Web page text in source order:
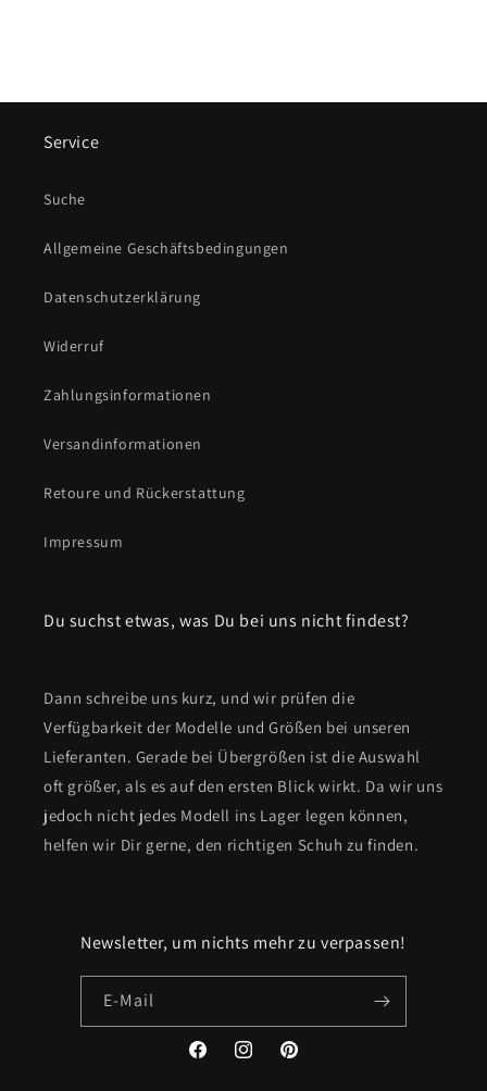
Service
Suche
Allgemeine Geschäftsbedingungen
Datenschutzerklärung
Widerruf
Zahlungsinformationen
Versandinformationen
Retoure und Rückerstattung
Impressum
Du suchst etwas, was Du bei uns nicht findest?
Dann schreibe uns kurz, und wir prüfen die
Verfügbarkeit der Modelle und Größen bei unseren
Lieferanten. Gerade bei Übergrößen ist die Auswahl
oft größer, als es auf den ersten Blick wirkt. Da wir uns
jedoch nicht jedes Modell ins Lager legen können,
helfen wir Dir gerne, den richtigen Schuh zu finden.
Newsletter, um nichts mehr zu verpassen!
E-Mail
FacebookInstagramPinterest